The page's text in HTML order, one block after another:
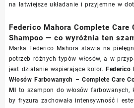
na łatwiejsze układanie i przyjemne w
Federico Mahora Complete Care
Shampoo — co wyróżnia ten
Marka Federico Mahora stawia na
potrzeb różnych typów włosów, a w
jest działanie wspierające kolor.Federico
Włosów Farbowanych – Complete Care
Ml to szampon do włosów
by fryzura zachowała intensywność i